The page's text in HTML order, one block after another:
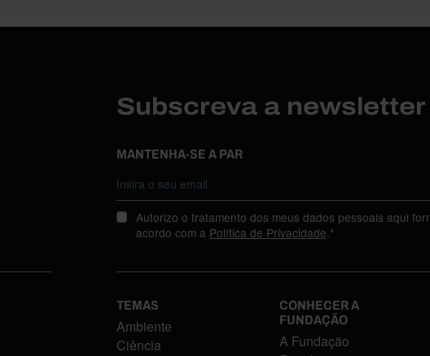
Subscreva a
MANTENHA-SE A PAR
Autorizo o tratamento dos meus dados pessoais aqui
acordo com a Política de Privacidade.*
TEMAS
Ambiente
Ciência
CONHECER A
FUNDAÇÃO
A Fundação